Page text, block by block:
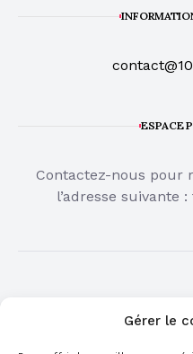
Gérer le
ESPACE
Contactez-nous pour
l’adresse suivante :
Cliquez ici pour